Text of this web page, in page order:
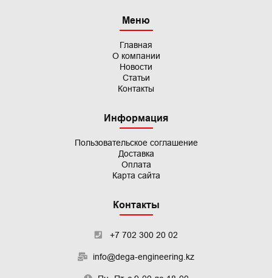
Меню
Главная
О компании
Новости
Статьи
Контакты
Информация
Пользовательскоесоглашение
Доставка
Оплата
Карта сайта
Контакты
+7 702 300 20 02
info@dega-engineering.kz